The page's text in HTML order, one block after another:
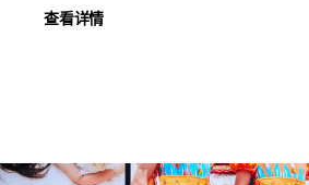
查看详情